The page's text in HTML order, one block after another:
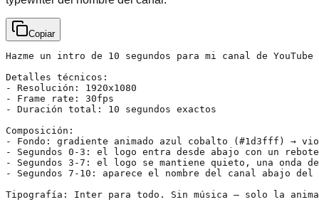
Copiar
Hazme un intro de 10 segundos para mi canal de YouTube
Detalles técnicos:
- Resolución: 1920x1080
- Frame rate: 30fps
- Duración total: 10 segundos exactos
Composición:
- Fondo: gradiente animado azul cobalto (#1d3fff) →
- Segundos 0-3: el logo entra desde abajo con un
- Segundos 3-7: el logo se mantiene quieto, una onda
- Segundos 7-10: aparece el nombre del canal abajo
Tipografía: Inter para todo. Sin música — solo la